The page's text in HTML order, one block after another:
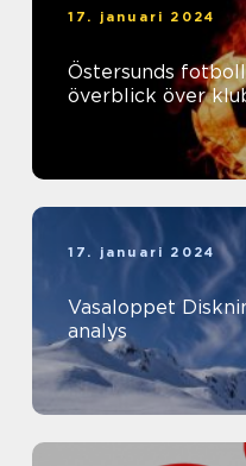
17. januari 2024
Östersunds
överblick över
17. januari 2024
Vasaloppet
analys